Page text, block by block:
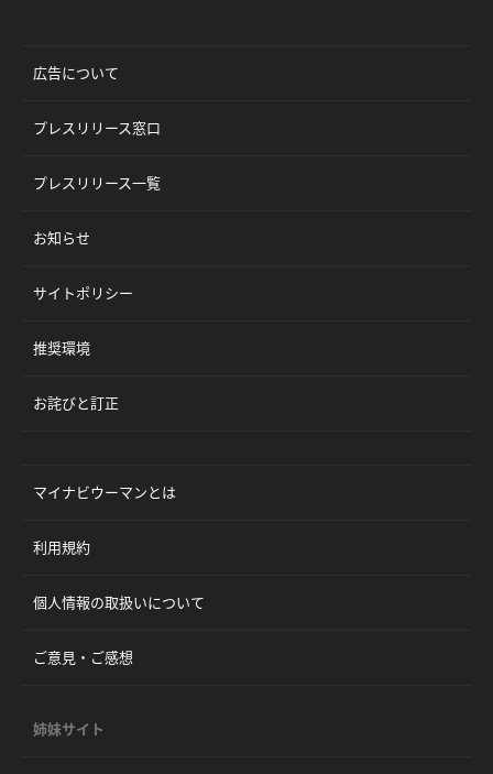
広告について
プレスリリース窓口
プレスリリース一覧
お知らせ
サイトポリシー
推奨環境
お詫びと訂正
マイナビウーマンとは
利用規約
個人情報の取扱いについて
ご意見・ご感想
姉妹サイト